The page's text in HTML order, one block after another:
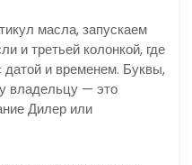
масла, запускаем
и третьей колонкой, где
и временем. Буквы,
владельцу — это
Дилер или